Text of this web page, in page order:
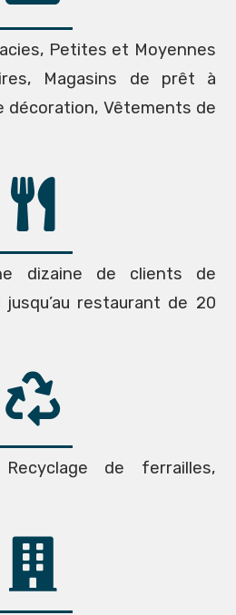
Petites et Moyennes
Magasins de prêt à
décoration, Vêtements de
dizaine de clients de
jusqu’au restaurant de 20
de ferrailles,